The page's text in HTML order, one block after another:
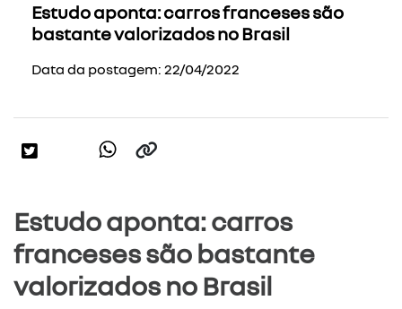
Estudo aponta: carros franceses são
bastante valorizados no Brasil
Data da postagem: 22/04/2022
Estudo aponta: carros
franceses são bastante
valorizados no Brasil